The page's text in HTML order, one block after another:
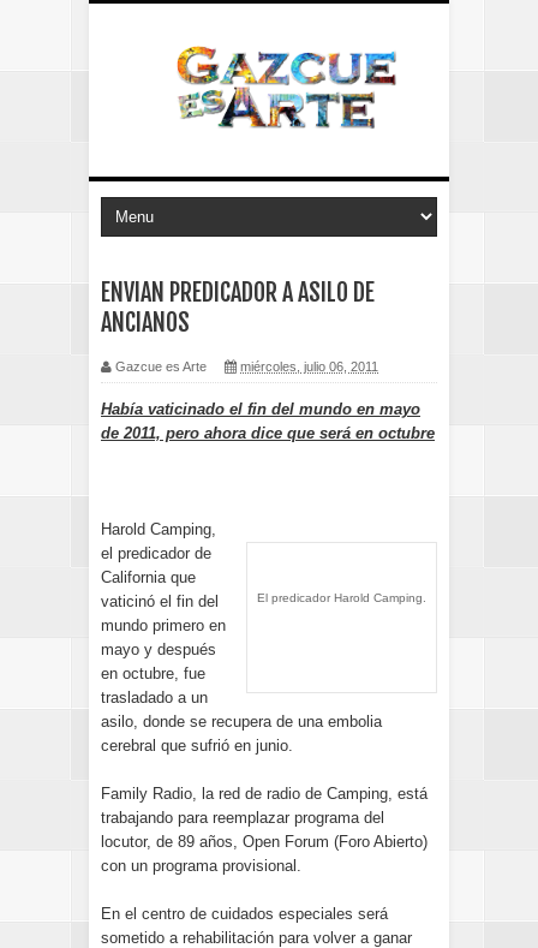
ENVIAN PREDICADOR A ASILO DE
ANCIANOS
Gazcue es Arte miércoles, julio 06, 2011
Había vaticinado el fin del mundo en mayo
de 2011, pero ahora dice que será en octubre
El predicador Harold Camping.
Harold Camping,
el predicador de
California que
vaticinó el fin del
mundo primero en
mayo y después
en octubre, fue
trasladado a un
asilo, donde se recupera de una embolia
cerebral que sufrió en junio.
Family Radio, la red de radio de Camping, está
trabajando para reemplazar programa del
locutor, de 89 años, Open Forum (Foro Abierto)
con un programa provisional.
En el centro de cuidados especiales será
sometido a rehabilitación para volver a ganar